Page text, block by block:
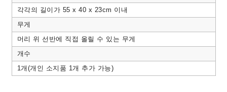
각각의 길이가 55 x 40 x 23cm 이내
무게
머리 위 선반에 직접 올릴 수 있는 무게
개수
1개(개인 소지품 1개 추가 가능)